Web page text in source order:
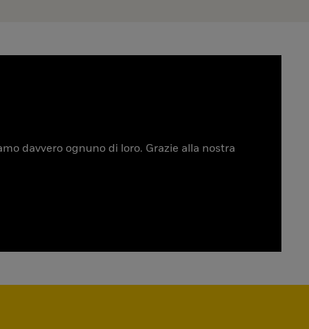
davvero ognuno di loro. Grazie alla nostra